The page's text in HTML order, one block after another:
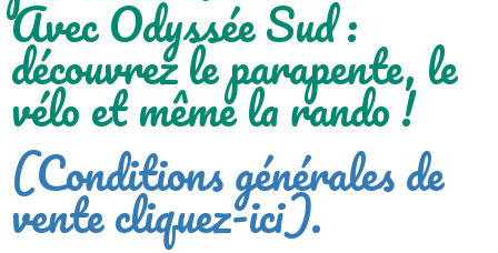
Avec Odyssée Sud :
découvrez le parapente, le
vélo et même la rando !​
(Conditions générales de
vente cliquez-ici).